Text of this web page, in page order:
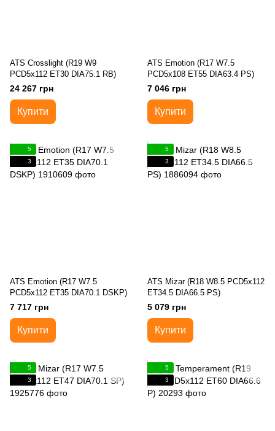
ATS Crosslight (R19 W9
PCD5x112 ET30 DIA75.1 RB)
24 267 грн
Купити
ATS Emotion (R17 W7.5
PCD5x108 ET55 DIA63.4 PS)
7 046 грн
Купити
5
3
ATS Emotion (R17 W7.5
PCD5x112 ET35 DIA70.1 DSKP)
7 717 грн
Купити
5
3
ATS Mizar (R18 W8.5 PCD5x112
ET34.5 DIA66.5 PS)
5 079 грн
Купити
5
3
5
3